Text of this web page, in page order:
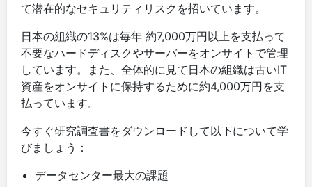
て潜在的なセキュリティリスクを招いています。
日本の組織の13%は毎年 約7,000万円以上を支払って
不要なハードディスクやサーバーをオンサイトで管理
しています。また、全体的に見て日本の組織は古いIT
資産をオンサイトに保持するために約4,000万円を支
払っています。
今すぐ研究調査書をダウンロードして以下について学
びましょう：
データセンター最大の課題